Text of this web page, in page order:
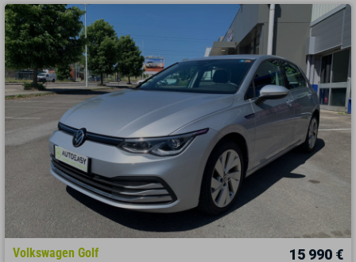
Volkswagen Golf 15 990 €